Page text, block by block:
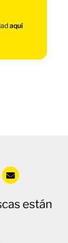
aquí
están